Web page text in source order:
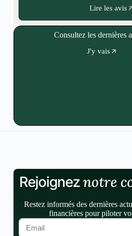
Lire les avis
Consultez les dernières
J'y vais
Rejoigneznotre
Restez informés des dernières
financières pour piloter